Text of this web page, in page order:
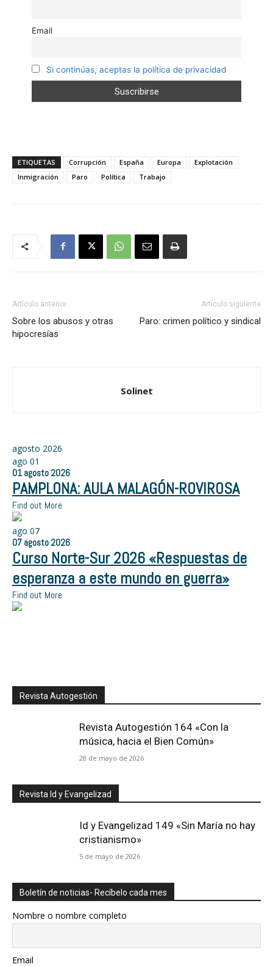
Email
Si continúas, aceptas la política de privacidad
ETIQUETAS Corrupción España Europa
Explotación
Inmigración
Paro Política Trabajo
Artículo anterior
Sobre los abusos y otras
hipocresías
Artículo siguiente
Paro: crimen político y sindical
Solinet
agosto 2026
ago 01
01 agosto 2026
PAMPLONA: AULA MALAGÓN-ROVIROSA
Find out More
ago 07
07 agosto 2026
Curso Norte-Sur 2026 «Respuestas de
esperanza a este mundo en guerra»
Find out More
Revista Autogestión
Revista Autogestión 164 «Con la
música, hacia el Bien Común»
28 de mayo de 2026
Revista Id y Evangelizad
Id y Evangelizad 149 «Sin María no hay
cristianismo»
5 de mayo de 2026
Boletín de noticias- Recíbelo cada mes
Nombre o nombre completo
Email